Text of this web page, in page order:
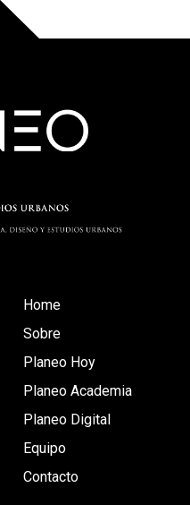
Home
Sobre
Planeo Hoy
Planeo Academia
Planeo Digital
Equipo
Contacto